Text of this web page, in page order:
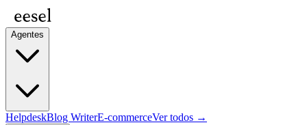
Agentes
HelpdeskBlog WriterE-commerceVer todos →